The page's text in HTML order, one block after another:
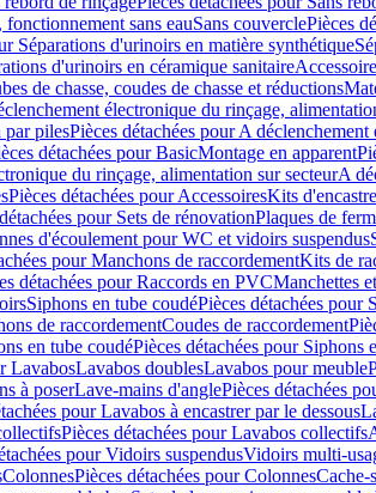
sans eauSans couverclePièces
Séparations d'urinoirs en matière synthétique
d'urinoirs en céramique sanitaire
de chasse, coudes de chasse et réductions
électronique du rinçage,
par pilesPièces détachées pour A
détachées pour BasicMontage en apparent
du rinçage, alimentation sur secteurA
Pièces détachées pour AccessoiresKits
pour Sets de rénovationPlaques de
d'écoulement pour WC et vidoirs suspendus
pour Manchons de raccordementKits de
détachées pour Raccords en PVCManchettes
Siphons en tube coudéPièces détachées pour
de raccordementCoudes de raccordement
en tube coudéPièces détachées pour Siphons
LavabosLavabos doublesLavabos pour meuble
à poserLave-mains d'anglePièces détachées
pour Lavabos à encastrer par le dessous
Pièces détachées pour Lavabos collectifs
pour Vidoirs suspendusVidoirs multi-
ColonnesPièces détachées pour ColonnesCache-